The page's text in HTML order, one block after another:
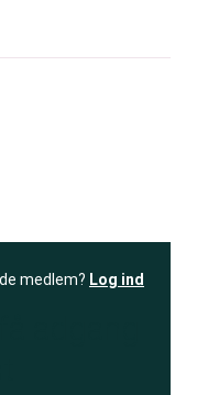
medlem? Log ind